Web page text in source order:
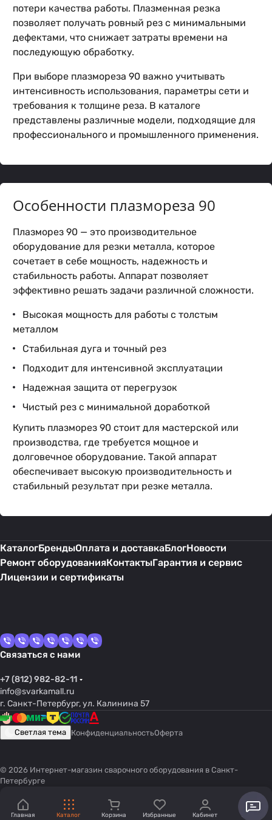
потери качества работы. Плазменная резка
позволяет получать ровный рез с минимальными
дефектами, что снижает затраты времени на
последующую обработку.
При выборе плазмореза 90 важно учитывать
интенсивность использования, параметры сети и
требования к толщине реза. В каталоге
представлены различные модели, подходящие для
профессионального и промышленного применения.
Особенности плазмореза 90
Плазморез 90 — это производительное
оборудование для резки металла, которое
сочетает в себе мощность, надежность и
стабильность работы. Аппарат позволяет
эффективно решать задачи различной сложности.
Высокая мощность для работы с толстым
металлом
Стабильная дуга и точный рез
Подходит для интенсивной эксплуатации
Надежная защита от перегрузок
Чистый рез с минимальной доработкой
Купить плазморез 90 стоит для мастерской или
производства, где требуется мощное и
долговечное оборудование. Такой аппарат
обеспечивает высокую производительность и
стабильный результат при резке металла.
КаталогБрендыОплата и доставкаБлогНовости
Ремонт оборудованияКонтактыГарантия и сервис
Лицензии и сертификаты
Связаться с нами
+7 (812) 982-82-11
info@svarkamall.ru
г. Санкт-Петербург, ул. Калинина 57
Светлая тема КонфиденциальностьОферта
© 2026 Интернет-магазин сварочного оборудования в Санкт-
Петербурге
Главная Каталог Корзина Избранные Кабинет Акции